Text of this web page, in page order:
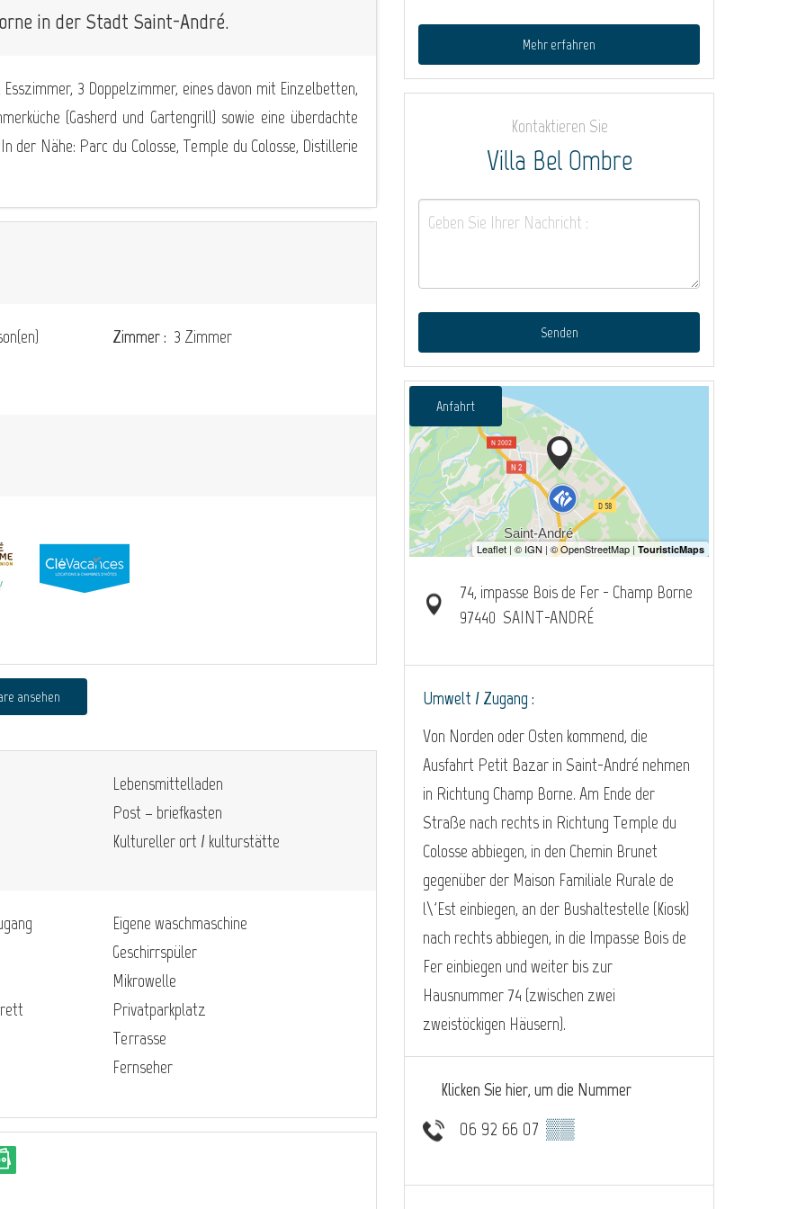
in der Stadt Saint-André.
3 Doppelzimmer, eines davon mit Einzelbetten,
(Gasherd und Gartengrill) sowie eine überdachte
der Nähe: Parc du Colosse, Temple du Colosse, Distillerie
Zimmer : 3 Zimmer
ansehen
Lebensmittelladen
Post – briefkasten
Kultureller ort / kulturstätte
Eigene waschmaschine
Geschirrspüler
Mikrowelle
Privatparkplatz
Terrasse
Fernseher
Mehr erfahren
Kontaktieren Sie
Villa Bel Ombre
Senden
Anfahrt
74, impasse Bois de Fer - Champ Borne
97440 SAINT-ANDRÉ
Umwelt / Zugang :
Von Norden oder Osten kommend, die
Ausfahrt Petit Bazar in Saint-André nehmen
in Richtung Champ Borne. Am Ende der
Straße nach rechts in Richtung Temple du
Colosse abbiegen, in den Chemin Brunet
gegenüber der Maison Familiale Rurale de
l\'Est einbiegen, an der Bushaltestelle (Kiosk)
nach rechts abbiegen, in die Impasse Bois de
Fer einbiegen und weiter bis zur
Hausnummer 74 (zwischen zwei
zweistöckigen Häusern).
Klicken Sie hier, um die Nummer
06 92 66 07 ▒▒